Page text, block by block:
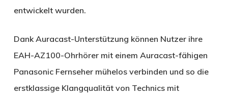
entwickelt wurden.
Dank Auracast-Unterstützung können Nutzer ihre
EAH-AZ100-Ohrhörer mit einem Auracast-fähigen
Panasonic Fernseher mühelos verbinden und so die
erstklassige Klangqualität von Technics mit